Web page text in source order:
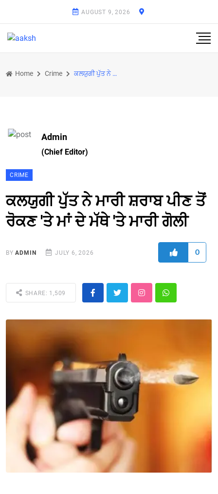
AUGUST 9, 2026
Home Crime ਕਲਯੁਗੀ ਪੁੱਤ ਨੇ ਮਾਰੀ ਸ਼ਰਾਬ ਪੀਣ ਤੋਂ ਰੋਕਣ 'ਤੇ ਮਾਂ ਦੇ ਮੱਥੇ 'ਤੇ ਮਾਰੀ ਗੋਲੀ
Admin
(Chief Editor)
CRIME
ਕਲਯੁਗੀ ਪੁੱਤ ਨੇ ਮਾਰੀ ਸ਼ਰਾਬ ਪੀਣ ਤੋਂ
ਰੋਕਣ 'ਤੇ ਮਾਂ ਦੇ ਮੱਥੇ 'ਤੇ ਮਾਰੀ ਗੋਲੀ
BYADMIN JULY 6, 2026 0
SHARE: 1,509